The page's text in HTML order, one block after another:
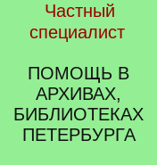
Частный
специалист
ПОМОЩЬ В
АРХИВАХ,
БИБЛИОТЕКАХ
ПЕТЕРБУРГА